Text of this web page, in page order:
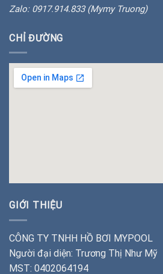
Zalo: 0917.914.833 (Mymy Truong)
CHỈ ĐƯỜNG
GIỚI THIỆU
CÔNG TY TNHH HỒ BƠI MYPOOL
Người đại diện: Trương Thị Như Mỹ
MST: 0402064194